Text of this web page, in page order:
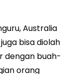
Australia
bisa diolah
dengan buah-
orang